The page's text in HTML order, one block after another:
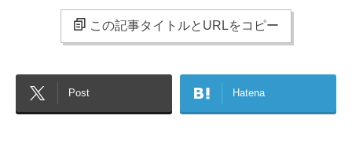
この記事タイトルとURLをコピー
Post Hatena